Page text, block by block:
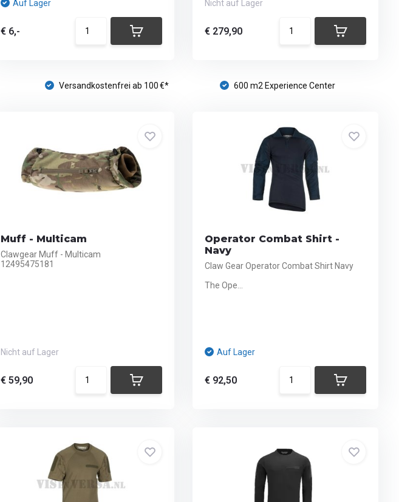
Auf Lager
€ 6,-
Nicht auf Lager
€ 279,90
Versandkostenfrei ab 100 €* 600 m2 Experience Center
Muff - Multicam
Clawgear Muff - Multicam
12495475181
Nicht auf Lager
€ 59,90
Operator Combat Shirt -
Navy
Claw Gear Operator Combat Shirt Navy
The Ope...
Auf Lager
€ 92,50